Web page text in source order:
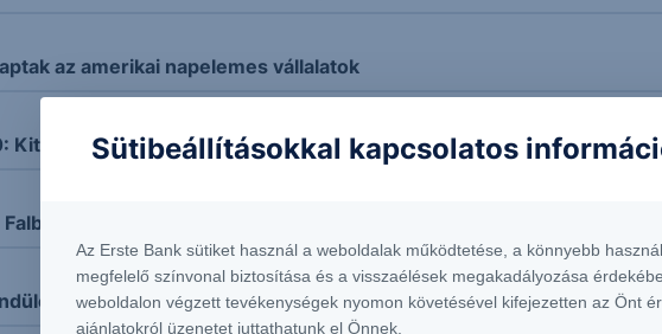
az amerikai napelemes vállalatok
Kitört
ütközött
jött
Sütibeállításokkal kapcsolatos
Az Erste Bank sütiket használ a weboldalak működtetése, a könnyebb
megfelelő színvonal biztosítása és a visszaélések megakadályozása
weboldalon végzett tevékenységek nyomon követésével kifejezetten az Önt
ajánlatokról üzenetet juttathatunk el Önnek.